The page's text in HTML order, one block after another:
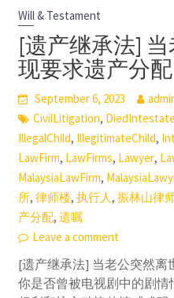
Will & Testament
[遗产继承法]
现要求遗产分
September 6, 2023
CivilLitigation, DiedIntestate
IllegalChild, IllegitimateChild,
LawFirm, LawFirms, Lawyer,
MalaysiaLawFirm,
所, 律师楼, 执行人 , 振林山律
产分配, 遗嘱
Leave a comment
[遗产继承法] 当老公突然离
你是否曾被电视剧中的剧